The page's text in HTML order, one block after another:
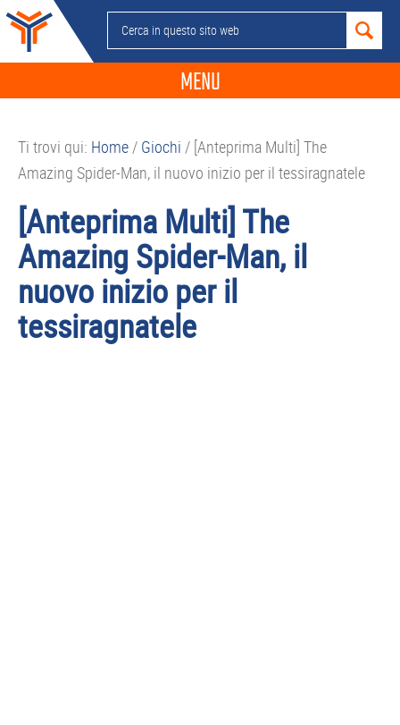
Passa
alla
navigazione
Passa
contenuto
Passa
alla
barra
Passa
piè
Cerca
in
sito
MENU
GUIDE ACQUISTO
SMARTPHONE
TABLET
APP
PC
Ti trovi qui: Home/ Giochi / [Anteprima Multi] The
Amazing Spider-Man, il nuovo inizio per il tessiragnatele
[Anteprima Multi] The
Amazing Spider-Man, il
nuovo inizio per il
tessiragnatele